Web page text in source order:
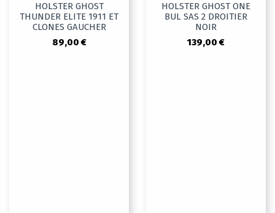
HOLSTER GHOST
THUNDER ELITE 1911 ET
CLONES GAUCHER
89,00 €
HOLSTER GHOST ONE
BUL SAS 2 DROITIER
NOIR
139,00 €